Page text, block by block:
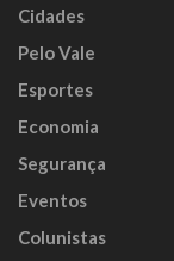
Cidades
Pelo Vale
Esportes
Economia
Segurança
Eventos
Colunistas